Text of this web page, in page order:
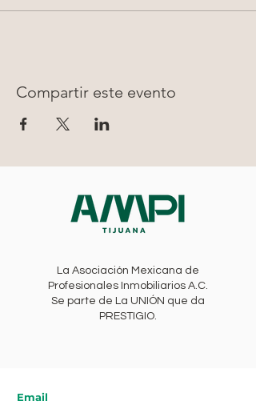
Compartir este evento
La Asociación Mexicana de
Profesionales Inmobiliarios A.C.
Se parte de La UNIÓN que da
PRESTIGIO.
Email